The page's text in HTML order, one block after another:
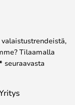
Tilaamalla
seuraavasta